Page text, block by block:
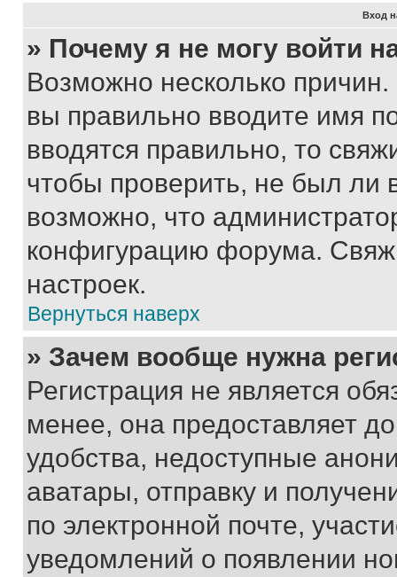
Вход
» Почему я не могу войти
Возможно несколько
вы правильно вводите имя
вводятся правильно, то
чтобы проверить, не был ли
возможно, что
конфигурацию форума.
настроек.
Вернуться наверх
» Зачем вообще нужна
Регистрация не является
менее, она предоставляет
удобства, недоступные
аватары, отправку и
по электронной почте,
уведомлений о появлении